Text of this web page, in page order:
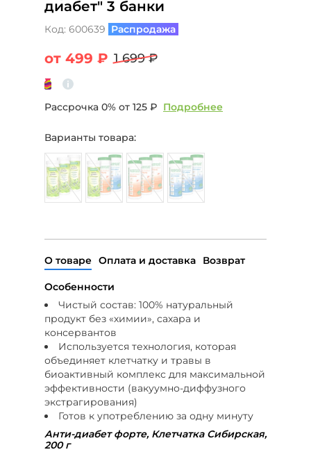
диабет" 3 банки
Код: 600639 Распродажа
от 499 ₽ 1 699 ₽
Рассрочка 0% от 125 ₽ Подробнее
Варианты товара:
О товаре Оплата и доставка Возврат
Особенности
Чистый состав: 100% натуральный
продукт без «химии», сахара и
консервантов
Используется технология, которая
объединяет клетчатку и травы в
биоактивный комплекс для максимальной
эффективности (вакуумно-диффузного
экстрагирования)
Готов к употреблению за одну минуту
Анти-диабет форте, Клетчатка Сибирская,
200 г